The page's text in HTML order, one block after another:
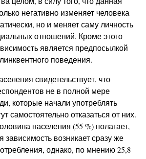
негативно изменяет человека
но и меняет саму личность
отношений. Кроме этого
является предпосылкой
поведения.
свидетельствует, что
не в полной мере
которые начали употреблять
самостоятельно отказаться от них.
населения (55 %) полагает,
зависимость возникает сразу же
однако, по мнению 25,8